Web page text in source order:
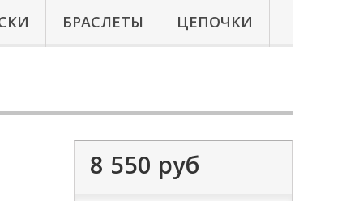
БРАСЛЕТЫ ЦЕПОЧКИ
8 550 руб